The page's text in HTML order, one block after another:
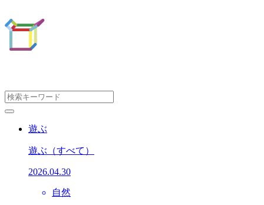
遊ぶ
遊ぶ （すべて）
2026.04.30
自然